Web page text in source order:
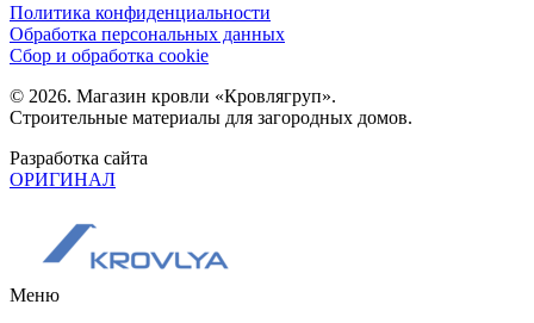
Политика конфиденциальности
Обработка персональных данных
Сбор и обработка cookie
© 2026. Магазин кровли «Кровлягруп».
Строительные материалы для загородных домов.
Разработка сайта
ОРИГИНАЛ
Меню